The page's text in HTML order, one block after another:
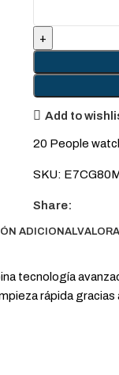
Add to
20 People
SKU:
Share:
ADICIONAL
tecnología
rápida